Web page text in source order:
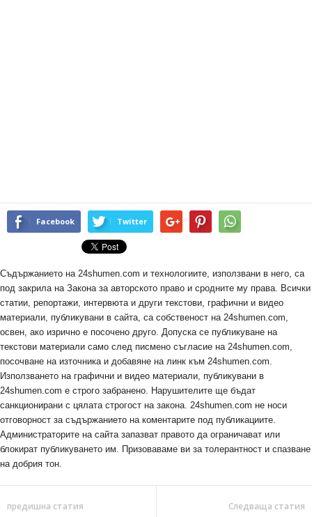
Facebook Twitter
Съдържанието на 24shumen.com и технологиите, използвани в него, са
под закрила на Закона за авторското право и сродните му права. Всички
статии, репортажи, интервюта и други текстови, графични и видео
материали, публикувани в сайта, са собственост на 24shumen.com,
освен, ако изрично е посочено друго. Допуска се публикуване на
текстови материали само след писмено съгласие на 24shumen.com,
посочване на източника и добавяне на линк към 24shumen.com.
Използването на графични и видео материали, публикувани в
24shumen.com е строго забранено. Нарушителите ще бъдат
санкционирани с цялата строгост на закона. 24shumen.com не носи
отговорност за съдържанието на коментарите под публикациите.
Администраторите на сайта запазват правото да ограничават или
блокират публикуването им. Призоваваме ви за толерантност и спазване
на добрия тон.
предишна статия Следваща статия